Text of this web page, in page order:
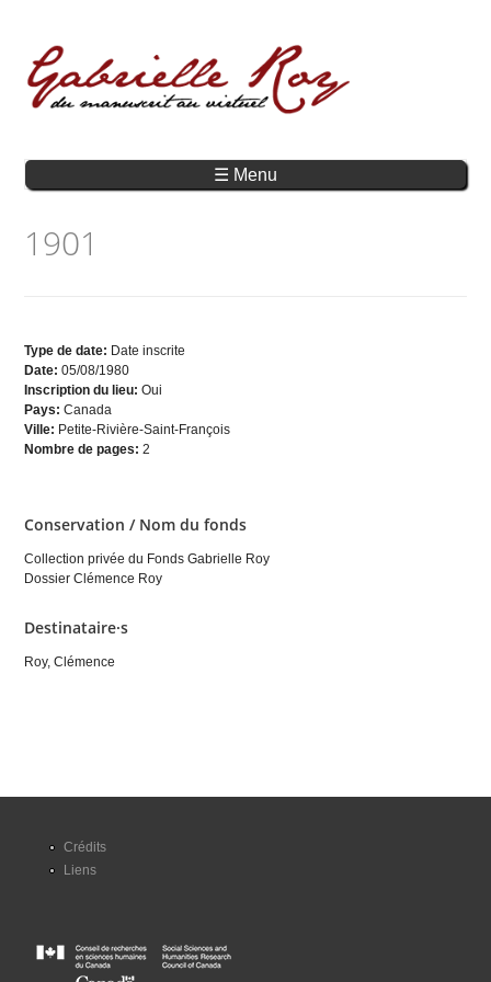
☰ Menu
1901
Type de date: Date inscrite
Date:05/08/1980
Inscription du lieu:Oui
Pays:Canada
Ville: Petite-Rivière-Saint-François
Nombre de pages:2
Conservation / Nom du fonds
Collection privée du Fonds Gabrielle Roy
Dossier Clémence Roy
Destinataire·s
Roy, Clémence
Crédits
Liens